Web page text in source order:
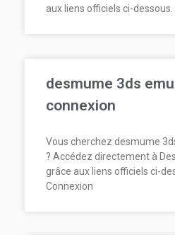
aux liens officiels ci-
desmume 3ds
connexion
Vous cherchez desmume
? Accédez directement à
grâce aux liens officiels ci-
Connexion